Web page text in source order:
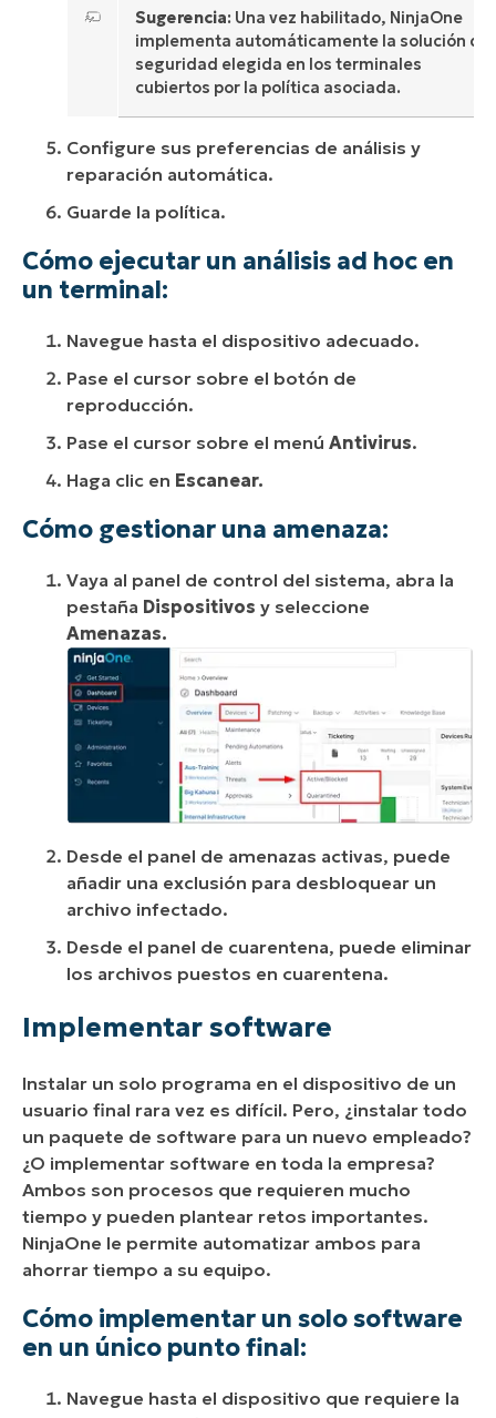
Sugerencia: Una vez habilitado, NinjaOne
implementa automáticamente la solución de
seguridad elegida en los terminales
cubiertos por la política asociada.
Configure sus preferencias de análisis y
reparación automática.
Guarde la política.
Cómo ejecutar un análisis ad hoc en
un terminal:
Navegue hasta el dispositivo adecuado.
Pase el cursor sobre el botón de
reproducción.
Pase el cursor sobre el menú Antivirus.
Haga clic en Escanear.
Cómo gestionar una amenaza:
Vaya al panel de control del sistema, abra la
pestaña Dispositivos y seleccione
Amenazas.
Desde el panel de amenazas activas, puede
añadir una exclusión para desbloquear un
archivo infectado.
Desde el panel de cuarentena, puede eliminar
los archivos puestos en cuarentena.
Implementar software
Instalar un solo programa en el dispositivo de un
usuario final rara vez es difícil. Pero, ¿instalar todo
un paquete de software para un nuevo empleado?
¿O implementar software en toda la empresa?
Ambos son procesos que requieren mucho
tiempo y pueden plantear retos importantes.
NinjaOne le permite automatizar ambos para
ahorrar tiempo a su equipo.
Cómo implementar un solo software
en un único punto final:
Navegue hasta el dispositivo que requiere la